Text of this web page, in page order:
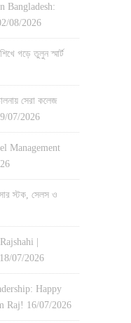
Bangladesh:
08/2026
গড়ে তুলুন স্মার্ট
সেরা কলেজ
07/2026
Management
স্টক, সেলস ও
|
18/07/2026
Happy
Raj! 16/07/2026